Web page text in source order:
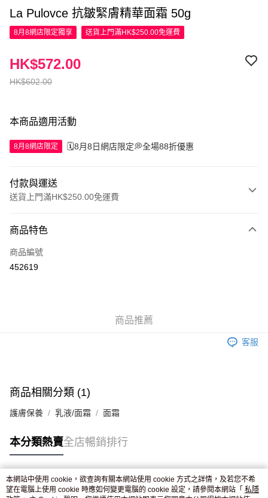
La Pulovce 抗皺緊膚精華面霜 50g
8月8網店限定獨享 送貨上門滿HK$250.00免運費
HK$602.00
HK$572.00
本商品適用活動
8月8網店限定 🗓️8月8日網店限定💭全場88折優惠
付款與運送
送貨上門滿HK$250.00免運費
信用卡
Apple Pay
付款後門市自取，訂單確認後2-4個工作天到店，7天內取。逾期後
商品特色
商品編號
452619
商品推薦
客服
商品相關分類 (1)
護膚保養 乳液/面霜 面霜
本分類熱賣全店暢銷排行
熱門標籤
本網站中使用 cookie，欲查詢有關本網站使用 cookie 方式之詳情，及若您不希
望在電腦上使用 cookie 時應如何變更電腦的 cookie 設定，請參閱本網站「 私隱